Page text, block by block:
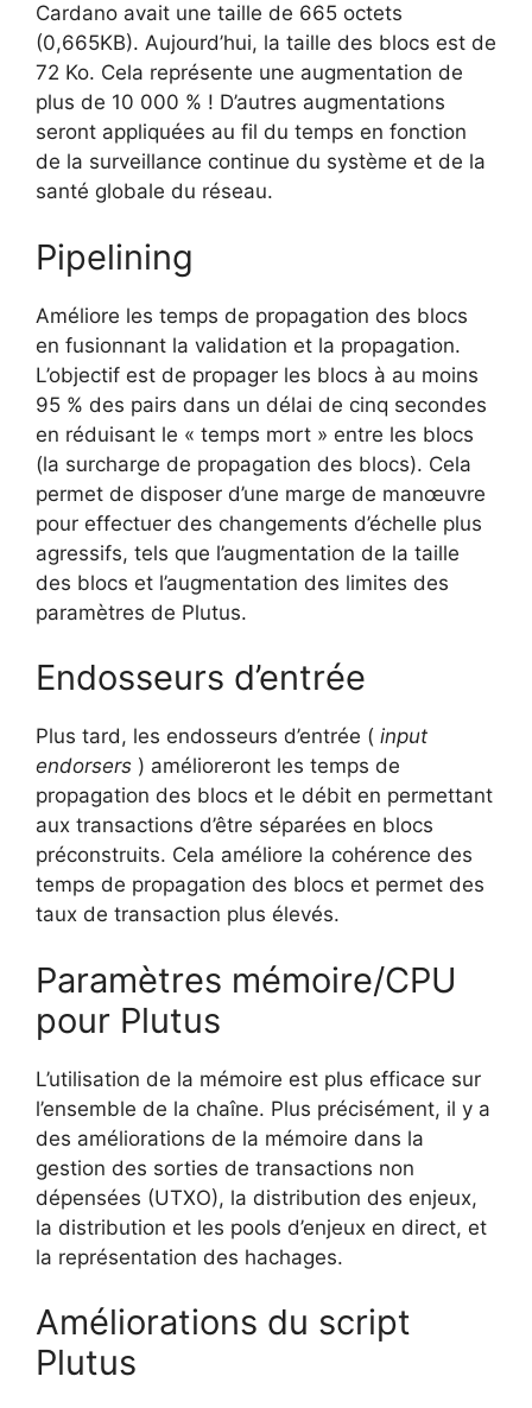
Cardano avait une taille de 665 octets
(0,665KB). Aujourd’hui, la taille des blocs est de
72 Ko. Cela représente une augmentation de
plus de 10 000 % ! D’autres augmentations
seront appliquées au fil du temps en fonction
de la surveillance continue du système et de la
santé globale du réseau.
Pipelining
Améliore les temps de propagation des blocs
en fusionnant la validation et la propagation.
L’objectif est de propager les blocs à au moins
95 % des pairs dans un délai de cinq secondes
en réduisant le « temps mort » entre les blocs
(la surcharge de propagation des blocs). Cela
permet de disposer d’une marge de manœuvre
pour effectuer des changements d’échelle plus
agressifs, tels que l’augmentation de la taille
des blocs et l’augmentation des limites des
paramètres de Plutus.
Endosseurs d’entrée
Plus tard, les endosseurs d’entrée ( input
endorsers ) amélioreront les temps de
propagation des blocs et le débit en permettant
aux transactions d’être séparées en blocs
préconstruits. Cela améliore la cohérence des
temps de propagation des blocs et permet des
taux de transaction plus élevés.
Paramètres mémoire/CPU
pour Plutus
L’utilisation de la mémoire est plus efficace sur
l’ensemble de la chaîne. Plus précisément, il y a
des améliorations de la mémoire dans la
gestion des sorties de transactions non
dépensées (UTXO), la distribution des enjeux,
la distribution et les pools d’enjeux en direct, et
la représentation des hachages.
Améliorations du script
Plutus